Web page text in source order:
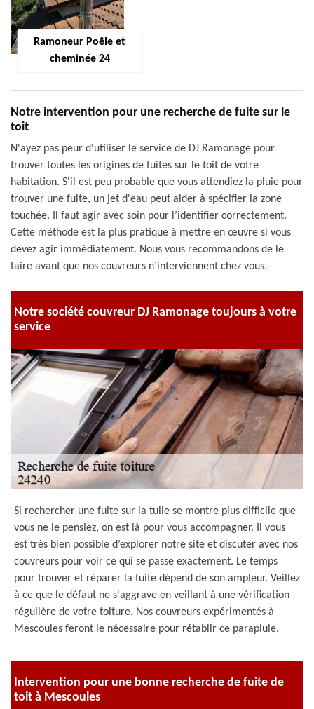
Ramoneur Poêle et
cheminée 24
Notre intervention pour une recherche de fuite sur le
toit
N'ayez pas peur d'utiliser le service de DJ Ramonage pour
trouver toutes les origines de fuites sur le toit de votre
habitation. S'il est peu probable que vous attendiez la pluie pour
trouver une fuite, un jet d'eau peut aider à spécifier la zone
touchée. Il faut agir avec soin pour l’identifier correctement.
Cette méthode est la plus pratique à mettre en œuvre si vous
devez agir immédiatement. Nous vous recommandons de le
faire avant que nos couvreurs n’interviennent chez vous.
Notre société couvreur DJ Ramonage toujours à votre
service
Si rechercher une fuite sur la tuile se montre plus difficile que
vous ne le pensiez, on est là pour vous accompagner. Il vous
est très bien possible d’explorer notre site et discuter avec nos
couvreurs pour voir ce qui se passe exactement. Le temps
pour trouver et réparer la fuite dépend de son ampleur. Veillez
à ce que le défaut ne s'aggrave en veillant à une vérification
régulière de votre toiture. Nos couvreurs expérimentés à
Mescoules feront le nécessaire pour rétablir ce parapluie.
Intervention pour une bonne recherche de fuite de
toit à Mescoules